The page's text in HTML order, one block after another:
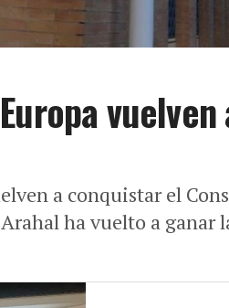
a conquistar el
ha vuelto a ganar